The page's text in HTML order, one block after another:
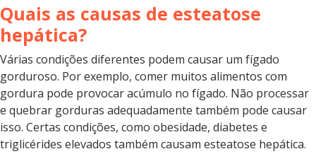
Quais as causas de esteatose
hepática?
Várias condições diferentes podem causar um fígado
gorduroso. Por exemplo, comer muitos alimentos com
gordura pode provocar acúmulo no fígado. Não processar
e quebrar gorduras adequadamente também pode causar
isso. Certas condições, como obesidade, diabetes e
triglicérides elevados também causam esteatose hepática.